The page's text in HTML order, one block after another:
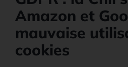
Amazon et
mauvaise
cookies